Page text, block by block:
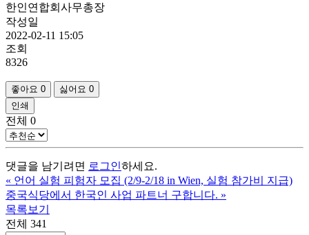
한인연합회사무총장
작성일
2022-02-11 15:05
조회
8326
좋아요 0 싫어요 0
인쇄
전체 0
댓글을 남기려면 로그인하세요.
« 언어 실험 피험자 모집 (2/9-2/18 in Wien, 실험 참가비 지급)
중국식당에서 한국인 사업 파트너 구합니다. »
목록보기
전체 341